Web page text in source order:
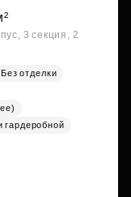
3 секция, 2
Без отделки
гардеробной